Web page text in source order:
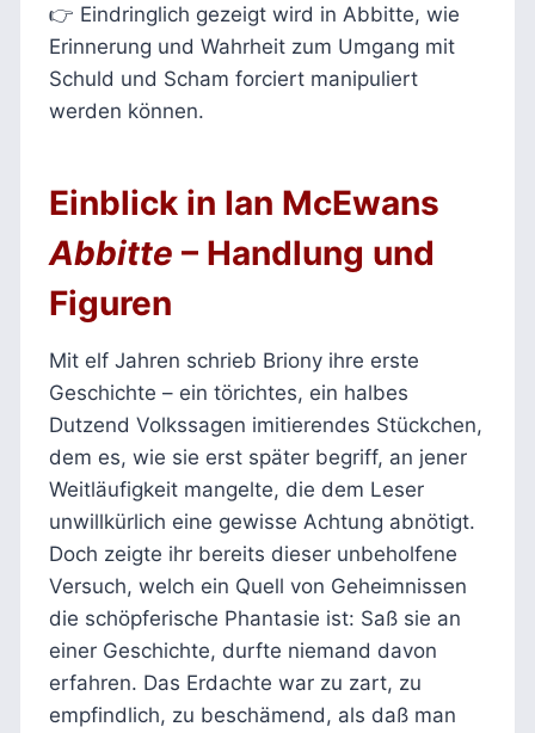
👉 Eindringlich gezeigt wird in Abbitte, wie
Erinnerung und Wahrheit zum Umgang mit
Schuld und Scham forciert manipuliert
werden können.
Einblick in Ian McEwans
Abbitte – Handlung und
Figuren
Mit elf Jahren schrieb Briony ihre erste
Geschichte – ein törichtes, ein halbes
Dutzend Volkssagen imitierendes Stückchen,
dem es, wie sie erst später begriff, an jener
Weitläufigkeit mangelte, die dem Leser
unwillkürlich eine gewisse Achtung abnötigt.
Doch zeigte ihr bereits dieser unbeholfene
Versuch, welch ein Quell von Geheimnissen
die schöpferische Phantasie ist: Saß sie an
einer Geschichte, durfte niemand davon
erfahren. Das Erdachte war zu zart, zu
empfindlich, zu beschämend, als daß man